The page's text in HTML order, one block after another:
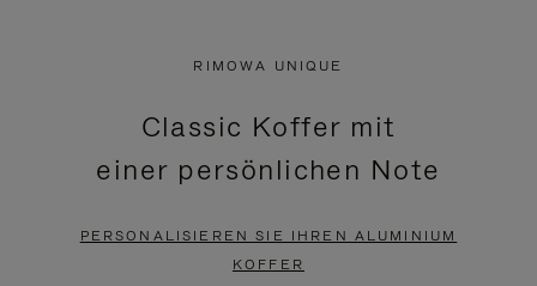
PAUSIERT,
BITTE
DRÜCKEN
KLICKEN
SIE
ZUM
AUFHEBEN
RIMOWA UNIQUE
Classic Koffer mit
einer persönlichen Note
PERSONALISIEREN SIE IHREN ALUMINIUM
KOFFER